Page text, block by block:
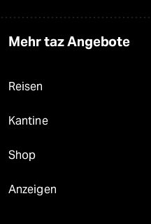
Mehr taz Angebote
Reisen
Kantine
Shop
Anzeigen